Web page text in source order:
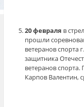
20 февраля в
прошли
ветеранов
защитника
ветеранов
Карпов Валентин,